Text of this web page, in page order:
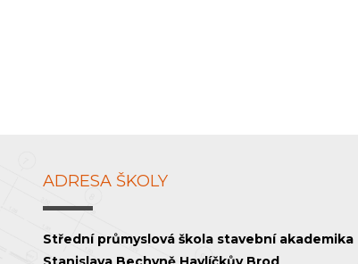
ADRESA ŠKOLY
Střední průmyslová škola stavební akademika